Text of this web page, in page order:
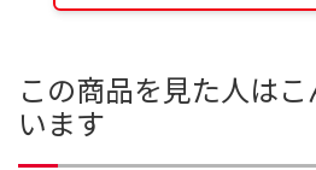
この商品を見た人は
います